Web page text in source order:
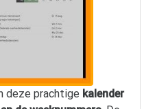
deze prachtige kalender